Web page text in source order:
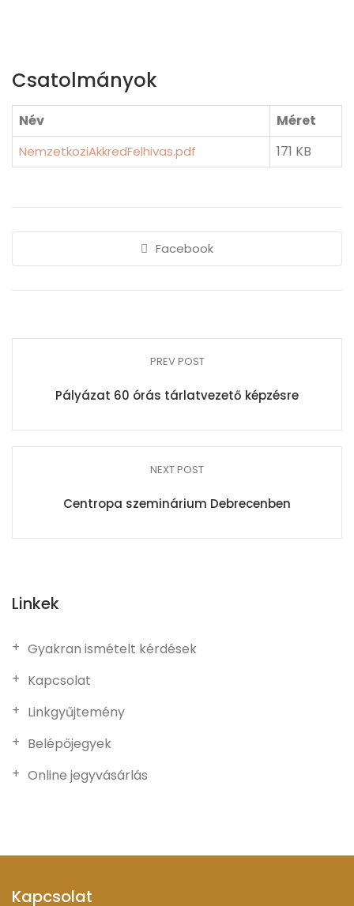
Csatolmányok
Név Méret
NemzetkoziAkkredFelhivas.pdf 171 KB
Facebook
PREV POST
Pályázat 60 órás tárlatvezető képzésre
NEXT POST
Centropa szeminárium Debrecenben
Linkek
Gyakran ismételt kérdések
Kapcsolat
Linkgyűjtemény
Belépőjegyek
Online jegyvásárlás
Kapcsolat